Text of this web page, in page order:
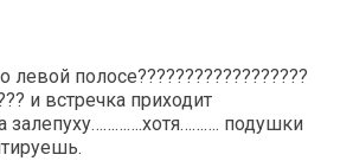
левой полосе??????????????????
и встречка приходит
залепуху………….хотя………. подушки